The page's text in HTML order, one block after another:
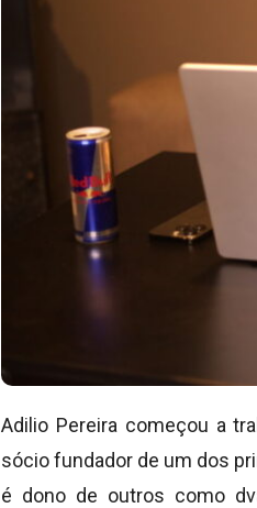
Adilio Pereira começou a
sócio fundador de um dos
é dono de outros como